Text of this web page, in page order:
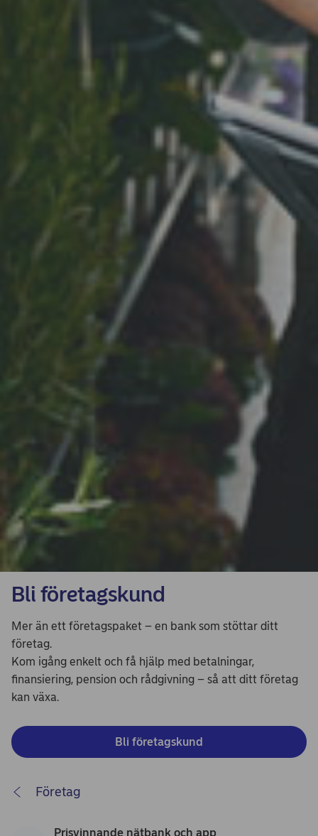
Bli företagskund
Mer än ett företagspaket – en bank som stöttar ditt
företag.
Kom igång enkelt och få hjälp med betalningar,
finansiering, pension och rådgivning – så att ditt företag
kan växa.
Bli företagskund
Företag
Prisvinnande nätbank och app